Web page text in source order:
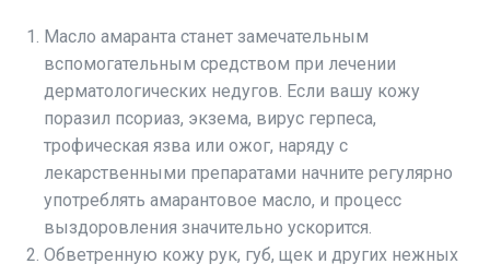
Масло амаранта станет замечательным
вспомогательным средством при лечении
дерматологических недугов. Если вашу кожу
поразил псориаз, экзема, вирус герпеса,
трофическая язва или ожог, наряду с
лекарственными препаратами начните регулярно
употреблять амарантовое масло, и процесс
выздоровления значительно ускорится.
Обветренную кожу рук, губ, щек и других нежных